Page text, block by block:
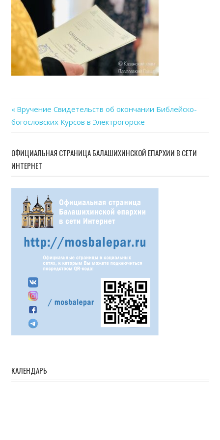
Навигация
записям
Previous
Post:
Вручение Свидетельств об окончании Библейско-
богословских Курсов в Электрогорске
ОФИЦИАЛЬНАЯ СТРАНИЦА БАЛАШИХИНСКОЙ ЕПАРХИИ В СЕТИ
ИНТЕРНЕТ
КАЛЕНДАРЬ